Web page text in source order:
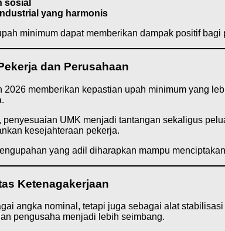
sosial
yang harmonis
minimum dapat memberikan dampak positif
dan Perusahaan
2026 memberikan kepastian upah minimum yang
UMK menjadi tantangan sekaligus
kesejahteraan pekerja.
yang adil diharapkan mampu
Ketenagakerjaan
angka nominal, tetapi juga sebagai alat
pengusaha menjadi lebih seimbang.